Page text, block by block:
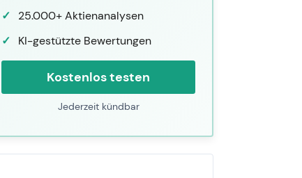
25.000+ Aktienanalysen
KI-gestützte Bewertungen
Kostenlos testen
Jederzeit kündbar